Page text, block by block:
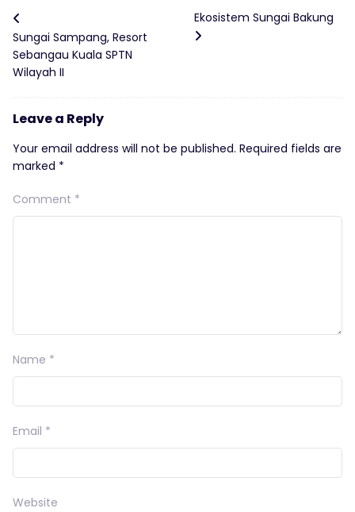
Sungai Sampang, Resort
Sebangau Kuala SPTN
Wilayah II
Ekosistem Sungai Bakung
Leave a Reply
Your email address will not be published. Required fields are
marked *
Comment *
Name *
Email *
Website